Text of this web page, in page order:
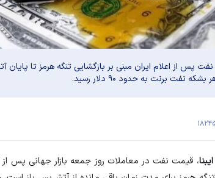
نفت برنت به حدود ۹۰ دلار رسید.
ایبنا، قیمت نفت در معاملات روز جمعه بازار جهانی پس از